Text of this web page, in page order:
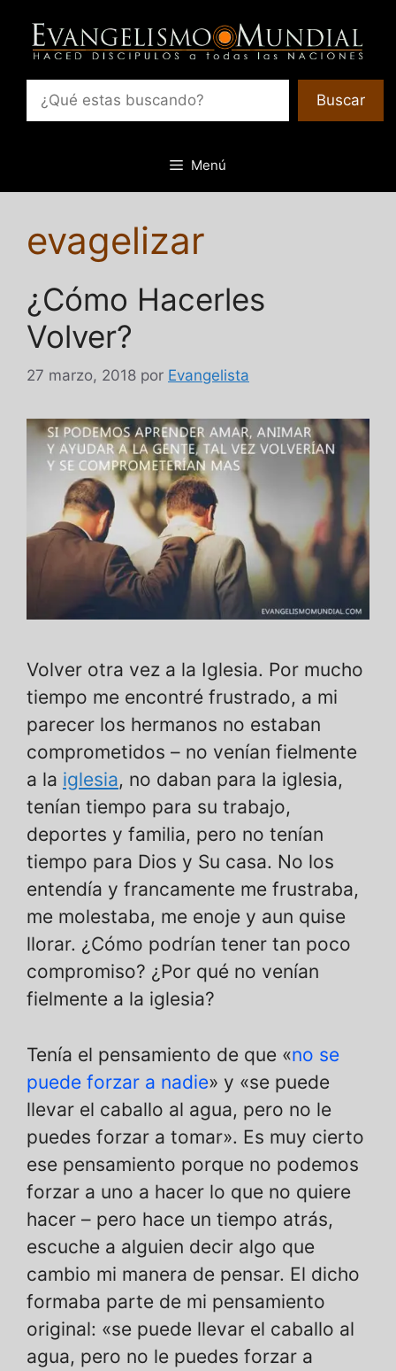
contenido
Buscar
Menú
evagelizar
¿Cómo Hacerles
Volver?
27 marzo, 2018 por Evangelista
Volver otra vez a la Iglesia. Por mucho
tiempo me encontré frustrado, a mi
parecer los hermanos no estaban
comprometidos – no venían fielmente
a la iglesia, no daban para la iglesia,
tenían tiempo para su trabajo,
deportes y familia, pero no tenían
tiempo para Dios y Su casa. No los
entendía y francamente me frustraba,
me molestaba, me enoje y aun quise
llorar. ¿Cómo podrían tener tan poco
compromiso? ¿Por qué no venían
fielmente a la iglesia?
Tenía el pensamiento de que «no se
puede forzar a nadie» y «se puede
llevar el caballo al agua, pero no le
puedes forzar a tomar». Es muy cierto
ese pensamiento porque no podemos
forzar a uno a hacer lo que no quiere
hacer – pero hace un tiempo atrás,
escuche a alguien decir algo que
cambio mi manera de pensar. El dicho
formaba parte de mi pensamiento
original: «se puede llevar el caballo al
agua, pero no le puedes forzar a